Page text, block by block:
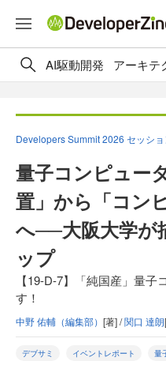
AI駆動開発 アーキテ
Developers Summit 2026 セッショ
量子コンピュー
置」から「コン
へ──大阪大学が
ップ
【19-D-7】「純国産」量
す！
中野 佑輔（編集部） [著] /関口 達朗
デブサミ イベントレポート 量